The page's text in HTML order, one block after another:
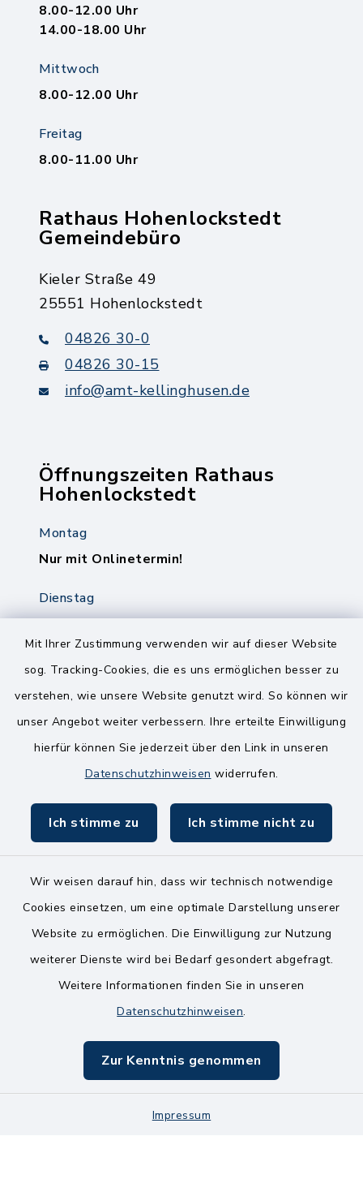
Mit Ihrer Zustimmung verwenden wir auf dieser Website
sog. Tracking-Cookies, die es uns ermöglichen besser zu
verstehen, wie unsere Website genutzt wird. So können wir
unser Angebot weiter verbessern. Ihre erteilte Einwilligung
hierfür können Sie jederzeit über den Link in unseren
Datenschutzhinweisen widerrufen.
Ich stimme zu Ich stimme nicht zu
Wir weisen darauf hin, dass wir technisch notwendige
Cookies einsetzen, um eine optimale Darstellung unserer
Website zu ermöglichen. Die Einwilligung zur Nutzung
weiterer Dienste wird bei Bedarf gesondert abgefragt.
Weitere Informationen finden Sie in unseren
Datenschutzhinweisen.
Zur Kenntnis genommen
Impressum
8.00-12.00 Uhr
14.00-18.00 Uhr
Mittwoch
8.00-12.00 Uhr
Freitag
8.00-11.00 Uhr
Rathaus Hohenlockstedt
Gemeindebüro
Kieler Straße 49
25551 Hohenlockstedt
04826 30-0
04826 30-15
info@amt-kellinghusen.de
Öffnungszeiten Rathaus
Hohenlockstedt
Montag
Nur mit Onlinetermin!
Dienstag
8.00-12.00 Uhr
14.00-18.00 Uhr
Mittwoch
Freitag
8.00-11.00 Uhr
Kontakt
Barrierefreiheit
Sitemap